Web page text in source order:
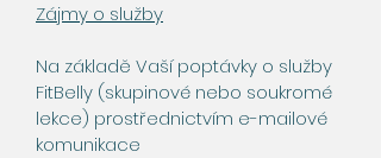
Zájmy o služby
Na základě Vaší poptávky o služby
FitBelly (skupinové nebo soukromé
lekce) prostřednictvím e-mailové
komunikace